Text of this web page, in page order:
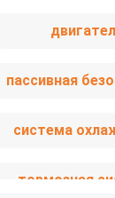
система
тормозная